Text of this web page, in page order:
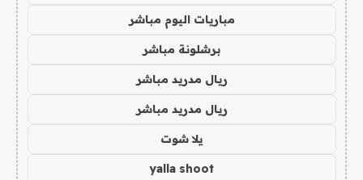
مباريات اليوم مباشر
برشلونة مباشر
ريال مدريد مباشر
ريال مدريد مباشر
يلا شوت
yalla shoot